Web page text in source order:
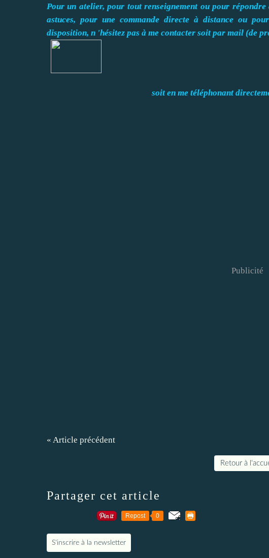
Pour un atelier, pour tout renseignement ou pour
astuces, pour une commande directe à distance ou
disposition, n 'hésitez pas à me contacter soit par mail (de
soit en me téléphonant
Publicité
« Article précédent
Retour à
Partager cet article
Repost 0
S'inscrire à la newsletter